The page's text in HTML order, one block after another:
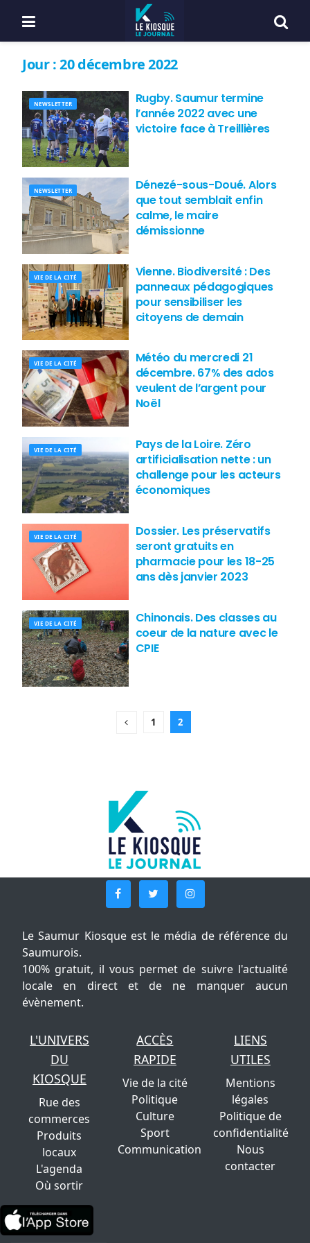
Jour :20 décembre 2022
NEWSLETTER
Rugby. Saumur termine
l’année 2022 avec une
victoire face à Treillières
NEWSLETTER
Dénezé-sous-Doué. Alors
que tout semblait enfin
calme, le maire
démissionne
VIE DE LA CITÉ
Vienne. Biodiversité : Des
panneaux pédagogiques
pour sensibiliser les
citoyens de demain
VIE DE LA CITÉ
Météo du mercredi 21
décembre. 67% des ados
veulent de l’argent pour
Noël
VIE DE LA CITÉ
Pays de la Loire. Zéro
artificialisation nette : un
challenge pour les acteurs
économiques
VIE DE LA CITÉ
Dossier. Les préservatifs
seront gratuits en
pharmacie pour les 18-25
ans dès janvier 2023
VIE DE LA CITÉ
Chinonais. Des classes au
coeur de la nature avec le
CPIE
1 2
Le Saumur Kiosque est le média de référence du
Saumurois.
100% gratuit, il vous permet de suivre l'actualité
locale en direct et de ne manquer aucun
évènement.
L'UNIVERS
DU
KIOSQUE
Rue des
commerces
Produits
locaux
L'agenda
Où sortir
ACCÈS
RAPIDE
Vie de la cité
Politique
Culture
Sport
Communication
LIENS
UTILES
Mentions
légales
Politique de
confidentialité
Nous
contacter